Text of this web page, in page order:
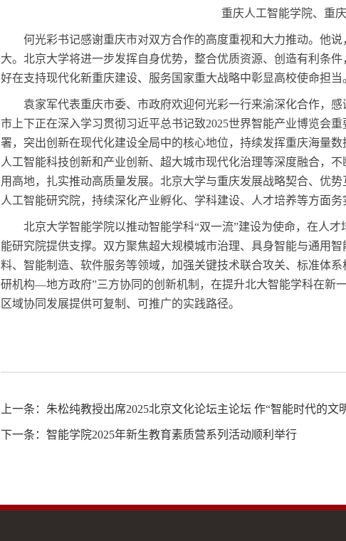
重庆人工智能学院、重
何光彩书记感谢重庆市对双方合作的高度重视和大力推动。他
大。北京大学将进一步发挥自身优势，整合优质资源、创造有利条
好在支持现代化新重庆建设、服务国家重大战略中彰显高校使命担当
袁家军代表重庆市委、市政府欢迎何光彩一行来渝深化合作，
市上下正在深入学习贯彻习近平总书记致2025世界智能产业博览会
署，突出创新在现代化建设全局中的核心地位，持续发挥重庆海量
人工智能科技创新和产业创新、超大城市现代化治理等深度融合，
用高地，扎实推动高质量发展。北京大学与重庆发展战略契合、优
人工智能研究院，持续深化产业孵化、学科建设、人才培养等方面
北京大学智能学院以推动智能学科“双一流”建设为使命，在人
能研究院提供支撑。双方聚焦超大规模城市治理、具身智能与通用
料、智能制造、软件服务等领域，加强关键技术联合攻关、标准体
研机构—地方政府”三方协同的创新机制，在提升北大智能学科在新
区域协同发展提供可复制、可推广的实践路径。
上一条： 朱松纯教授出席2025北京文化论坛主论坛 作“智能时代的文
下一条： 智能学院2025年新生教育素质营系列活动顺利举行